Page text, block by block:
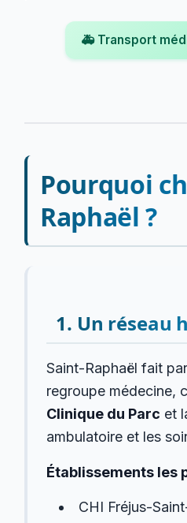
🚑 Transport
Pourquoi
Raphaël ?
1. Un réseau
Saint-Raphaël fait
regroupe médecine,
Clinique du Parc et
ambulatoire et les
Établissements les
CHI Fréjus-